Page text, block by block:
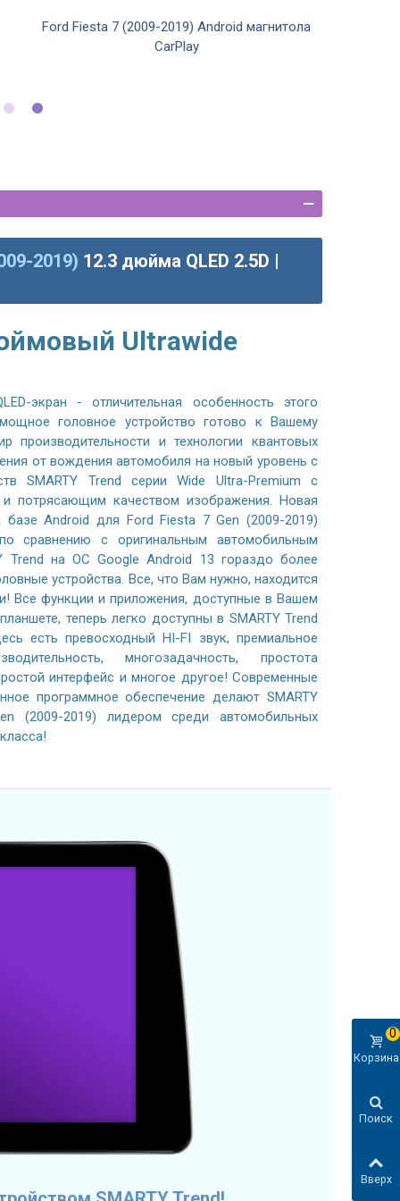
Ford Fiesta 7 (2009-2019) Android магнитола
CarPlay
2019) 12.3 дюйма QLED 2.5D |
Ultrawide
экран - отличительная особенность этого
головное устройство готово к Вашему
и технологии квантовых
от вождения автомобиля на новый уровень с
SMARTY Trend серии Wide Ultra-Premium с
потрясающим качеством изображения. Новая
базе Android для Ford Fiesta 7 Gen (2009-2019)
сравнению с оригинальным автомобильным
Trend на ОС Google Android 13 гораздо более
устройства. Все, что Вам нужно, находится
Все функции и приложения, доступные в Вашем
теперь легко доступны в SMARTY Trend
есть превосходный HI-FI звук, премиальное
многозадачность, простота
интерфейс и многое другое! Современные
программное обеспечение делают SMARTY
(2009-2019) лидером среди автомобильных
Корзина
0
Поиск
Вверх